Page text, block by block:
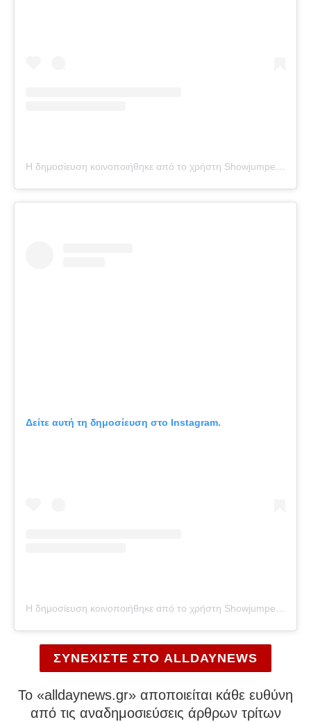
Η δημοσίευση κοινοποιήθηκε από το χρήστη Showjumper…+health issues??‍
Δείτε αυτή τη δημοσίευση στο Instagram.
Η δημοσίευση κοινοποιήθηκε από το χρήστη Showjumper…+health issues??‍
ΣΥΝΕΧΙΣΤΕ ΣΤΟ ALLDAYNEWS
To «alldaynews.gr» αποποιείται κάθε ευθύνη
από τις αναδημοσιεύσεις άρθρων τρίτων